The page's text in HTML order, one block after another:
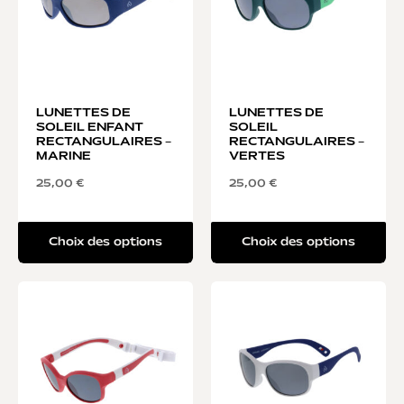
LUNETTES DE
SOLEIL ENFANT
RECTANGULAIRES –
MARINE
25,00 €
Choix des options
LUNETTES DE
SOLEIL
RECTANGULAIRES –
VERTES
25,00 €
Choix des options